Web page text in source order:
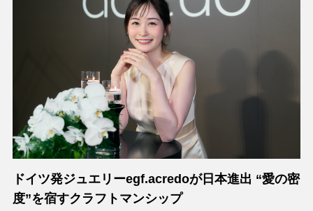
ドイツ発ジュエリーegf.acredoが日本進出 “愛の密
度”を宿すクラフトマンシップ